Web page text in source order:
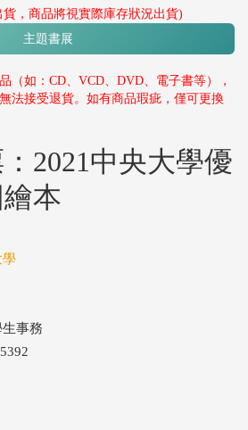
，商品將視實際庫存狀況出貨)
主題書展
（如：CD、VCD、DVD、電子書等），
法接受退貨。如有商品瑕疵，僅可更換
2021中央大學優
本
學
事務